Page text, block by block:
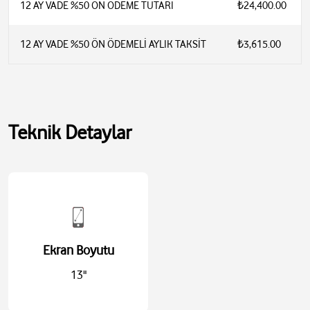
12 AY VADE %50 ÖN ÖDEME TUTARI ₺24,400.00
12 AY VADE %50 ÖN ÖDEMELİ AYLIK TAKSİT ₺3,615.00
Teknik Detaylar
Ekran Boyutu
13"